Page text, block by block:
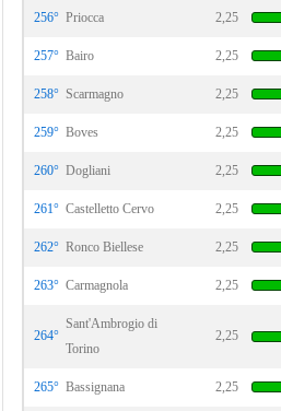
256° Priocca 2,25
257° Bairo 2,25
258° Scarmagno 2,25
259° Boves 2,25
260° Dogliani 2,25
261° Castelletto Cervo 2,25
262° Ronco Biellese 2,25
263° Carmagnola 2,25
264°
Sant'Ambrogio di
Torino
2,25
265° Bassignana 2,25